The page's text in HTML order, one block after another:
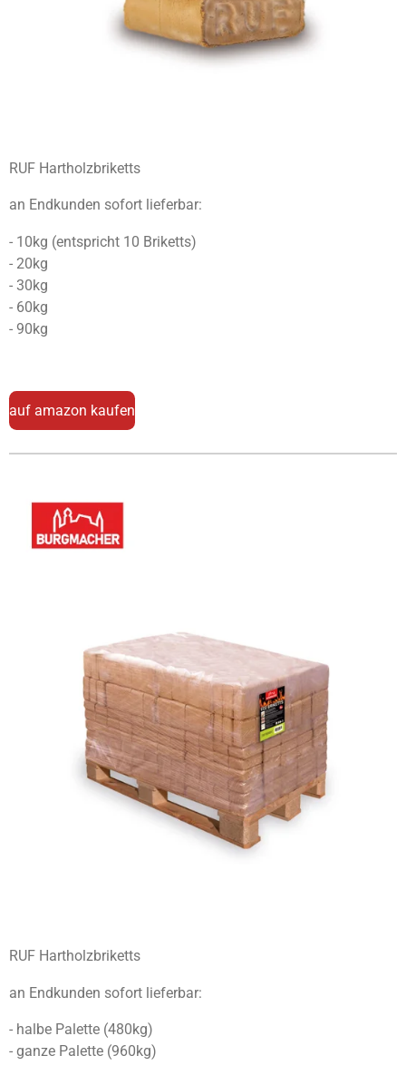
RUF Hartholzbriketts
an Endkunden sofort lieferbar:
- 10kg (entspricht 10 Briketts)
- 20kg
- 30kg
- 60kg
- 90kg
auf amazon kaufen
RUF Hartholzbriketts
an Endkunden sofort lieferbar:
- halbe Palette (480kg)
- ganze Palette (960kg)